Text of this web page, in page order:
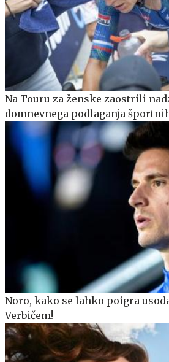
Na Touru za ženske zaostrili
domnevnega podlaganja
Noro, kako se lahko poigra
Verbičem!